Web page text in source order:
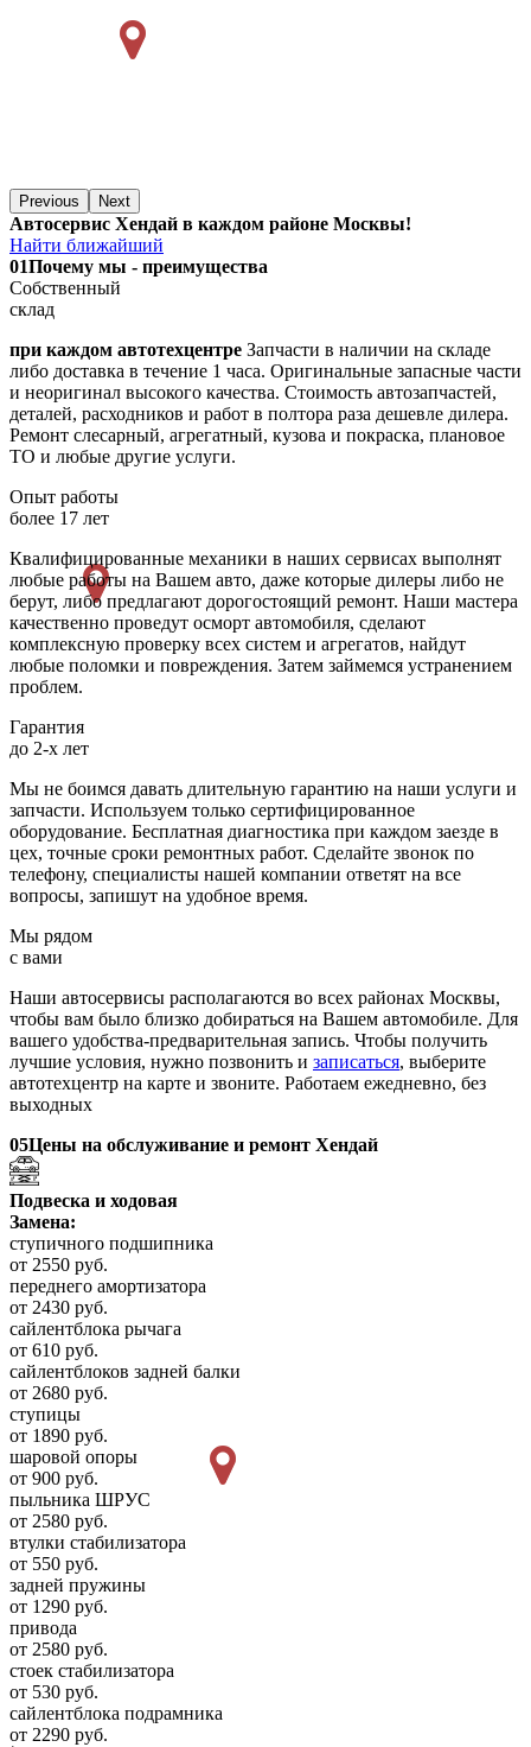
Previous Next
Автосервис Хендай в каждом районе Москвы!
Найти ближайший
01Почему мы - преимущества
Собственный
склад
при каждом автотехцентре Запчасти в наличии на складе
либо доставка в течение 1 часа. Оригинальные запасные части
и неоригинал высокого качества. Стоимость автозапчастей,
деталей, расходников и работ в полтора раза дешевле дилера.
Ремонт слесарный, агрегатный, кузова и покраска, плановое
ТО и любые другие услуги.
Опыт работы
более 17 лет
Квалифицированные механики в наших сервисах выполнят
любые работы на Вашем авто, даже которые дилеры либо не
берут, либо предлагают дорогостоящий ремонт. Наши мастера
качественно проведут осморт автомобиля, сделают
комплексную проверку всех систем и агрегатов, найдут
любые поломки и повреждения. Затем займемся устранением
проблем.
Гарантия
до 2-х лет
Мы не боимся давать длительную гарантию на наши услуги и
запчасти. Используем только сертифицированное
оборудование. Бесплатная диагностика при каждом заезде в
цех, точные сроки ремонтных работ. Сделайте звонок по
телефону, специалисты нашей компании ответят на все
вопросы, запишут на удобное время.
Мы рядом
с вами
Наши автосервисы располагаются во всех районах Москвы,
чтобы вам было близко добираться на Вашем автомобиле. Для
вашего удобства-предварительная запись. Чтобы получить
лучшие условия, нужно позвонить и записаться, выберите
автотехцентр на карте и звоните. Работаем ежедневно, без
выходных
05Цены на обслуживание и ремонт Хендай
Подвеска и ходовая
Замена:
ступичного подшипника
от 2550 руб.
переднего амортизатора
от 2430 руб.
сайлентблока рычага
от 610 руб.
сайлентблоков задней балки
от 2680 руб.
ступицы
от 1890 руб.
шаровой опоры
от 900 руб.
пыльника ШРУС
от 2580 руб.
втулки стабилизатора
от 550 руб.
задней пружины
от 1290 руб.
привода
от 2580 руб.
стоек стабилизатора
от 530 руб.
сайлентблока подрамника
от 2290 руб.